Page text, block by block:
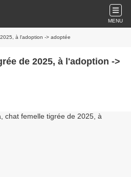
MENU
à l'adoption -> adoptée
de 2025, à l'adoption ->